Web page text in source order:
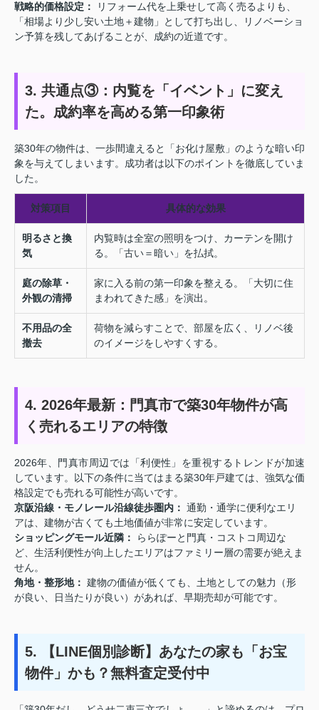
戦略的価格設定：
リフォーム代を上乗せして高く売るよりも、
「相場より少し安い土地＋建物」として打ち出し、リノベーショ
ン予算を残してあげることが、成約の近道です。
3. 共通点③：内覧を「イベント」に変え
た。成約率を高める第一印象術
築30年の物件は、一歩間違えると「お化け屋敷」のような暗い印
象を与えてしまいます。成功者は以下のポイントを徹底していま
した。
対策項目 具体的な効果
明るさと換
気
内覧時は全室の照明をつけ、カーテンを開け
る。「古い＝暗い」を払拭。
庭の除草・
外観の清掃
家に入る前の第一印象を整える。「大切に住
まわれてきた感」を演出。
不用品の全
撤去
荷物を減らすことで、部屋を広く、リノベ後
のイメージをしやすくする。
4. 2026年最新：門真市で築30年物件が高
く売れるエリアの特徴
2026年、門真市周辺では「利便性」を重視するトレンドが加速
しています。以下の条件に当てはまる築30年戸建ては、強気な価
格設定でも売れる可能性が高いです。
京阪沿線・モノレール沿線徒歩圏内： 通勤・通学に便利なエリ
アは、建物が古くても土地価値が非常に安定しています。
ショッピングモール近隣：
ららぽーと門真・コストコ周辺な
ど、生活利便性が向上したエリアはファミリー層の需要が絶えま
せん。
角地・整形地： 建物の価値が低くても、土地としての魅力（形
が良い、日当たりが良い）があれば、早期売却が可能です。
5. 【LINE個別診断】あなたの家も「お宝
物件」かも？無料査定受付中